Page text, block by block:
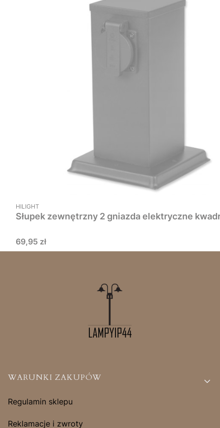
PRODUCENT
HILIGHT
Cena
69,95 zł
Linki w stopce
WARUNKI ZAKUPÓW
Regulamin sklepu
Reklamacje i zwroty